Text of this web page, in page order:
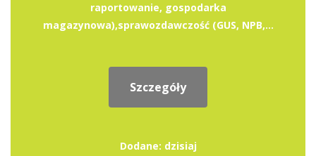
raportowanie, gospodarka
magazynowa),sprawozdawczość (GUS, NPB,...
Szczegóły
Dodane: dzisiaj